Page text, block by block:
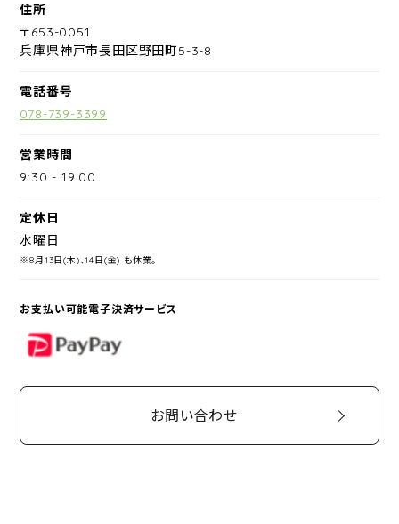
住所
〒653-0051
兵庫県神戸市長田区野田町5-3-8
電話番号
078-739-3399
営業時間
9:30 -19:00
定休日
水曜日
※8月13日(木)、14日(金) も休業。
お支払い可能電子決済サービス
PayPay
お問い合わせ